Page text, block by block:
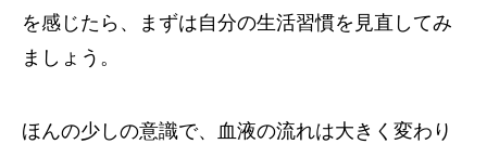
を感じたら、まずは自分の生活習慣を見直してみ
ましょう。
ほんの少しの意識で、血液の流れは大きく変わり